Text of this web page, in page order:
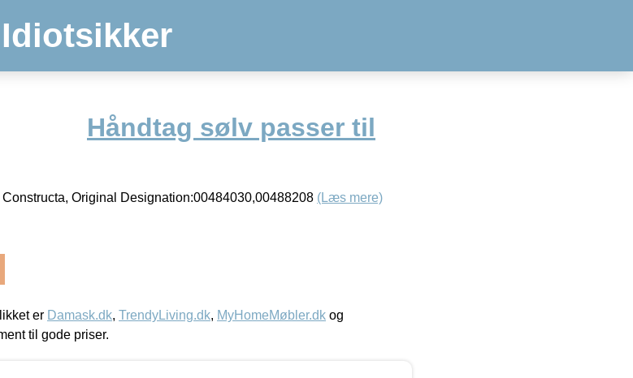
Idiotsikker
Håndtag sølv passer til
Original Designation:00484030,00488208 (Læs mere)
er Damask.dk, TrendyLiving.dk, MyHomeMøbler.dk og
til gode priser.